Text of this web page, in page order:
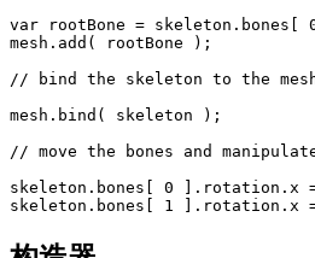
var rootBone = skeleton.bones[
mesh.add( rootBone );
// bind the skeleton to the
mesh.bind( skeleton );
// move the bones and
skeleton.bones[ 0 ].rotation.x